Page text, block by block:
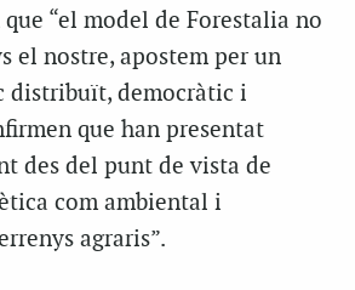
“el model de Forestalia no
el nostre, apostem per un
distribuït, democràtic i
que han presentat
des del punt de vista de
com ambiental i
agraris”.